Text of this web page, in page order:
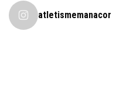
atletismemanacor